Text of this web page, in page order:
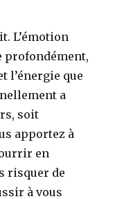
L’émotion
profondément,
l’énergie que
a
soit
apportez à
en
risquer de
à vous